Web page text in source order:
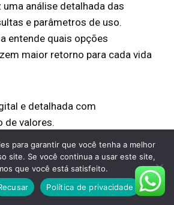
uma análise detalhada das
e parâmetros de uso.
entende quais opções
maior retorno para cada vida
e detalhada com
de valores.
para contratar plano saúde e
para garantir que você tenha a melhor
site. Se você continua a usar este site,
que você está satisfeito.
Política de privacidade